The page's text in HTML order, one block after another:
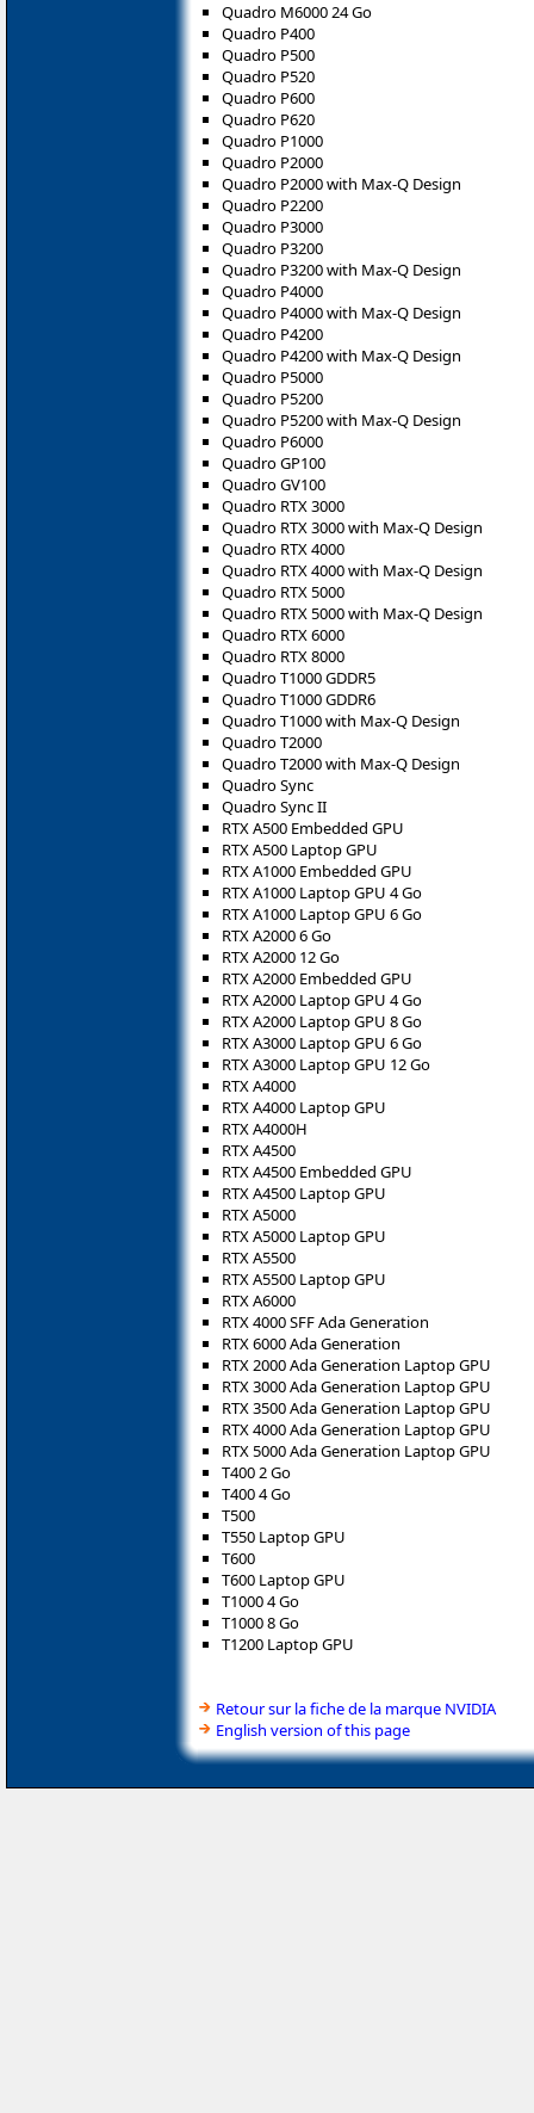
Quadro M6000 24 Go
Quadro P400
Quadro P500
Quadro P520
Quadro P600
Quadro P620
Quadro P1000
Quadro P2000
Quadro P2000 with Max-Q Design
Quadro P2200
Quadro P3000
Quadro P3200
Quadro P3200 with Max-Q Design
Quadro P4000
Quadro P4000 with Max-Q Design
Quadro P4200
Quadro P4200 with Max-Q Design
Quadro P5000
Quadro P5200
Quadro P5200 with Max-Q Design
Quadro P6000
Quadro GP100
Quadro GV100
Quadro RTX 3000
Quadro RTX 3000 with Max-Q Design
Quadro RTX 4000
Quadro RTX 4000 with Max-Q Design
Quadro RTX 5000
Quadro RTX 5000 with Max-Q Design
Quadro RTX 6000
Quadro RTX 8000
Quadro T1000 GDDR5
Quadro T1000 GDDR6
Quadro T1000 with Max-Q Design
Quadro T2000
Quadro T2000 with Max-Q Design
Quadro Sync
Quadro Sync II
RTX A500 Embedded GPU
RTX A500 Laptop GPU
RTX A1000 Embedded GPU
RTX A1000 Laptop GPU 4 Go
RTX A1000 Laptop GPU 6 Go
RTX A2000 6 Go
RTX A2000 12 Go
RTX A2000 Embedded GPU
RTX A2000 Laptop GPU 4 Go
RTX A2000 Laptop GPU 8 Go
RTX A3000 Laptop GPU 6 Go
RTX A3000 Laptop GPU 12 Go
RTX A4000
RTX A4000 Laptop GPU
RTX A4000H
RTX A4500
RTX A4500 Embedded GPU
RTX A4500 Laptop GPU
RTX A5000
RTX A5000 Laptop GPU
RTX A5500
RTX A5500 Laptop GPU
RTX A6000
RTX 4000 SFF Ada Generation
RTX 6000 Ada Generation
RTX 2000 Ada Generation Laptop GPU
RTX 3000 Ada Generation Laptop GPU
RTX 3500 Ada Generation Laptop GPU
RTX 4000 Ada Generation Laptop GPU
RTX 5000 Ada Generation Laptop GPU
T400 2 Go
T400 4 Go
T500
T550 Laptop GPU
T600
T600 Laptop GPU
T1000 4 Go
T1000 8 Go
T1200 Laptop GPU
Retour sur la fiche de la marque NVIDIA
English version of this page